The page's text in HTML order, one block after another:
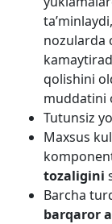
nozularda
qolishini
muddatini
Tutunsiz
Maxsus
tozaligini
Barcha
barqaror